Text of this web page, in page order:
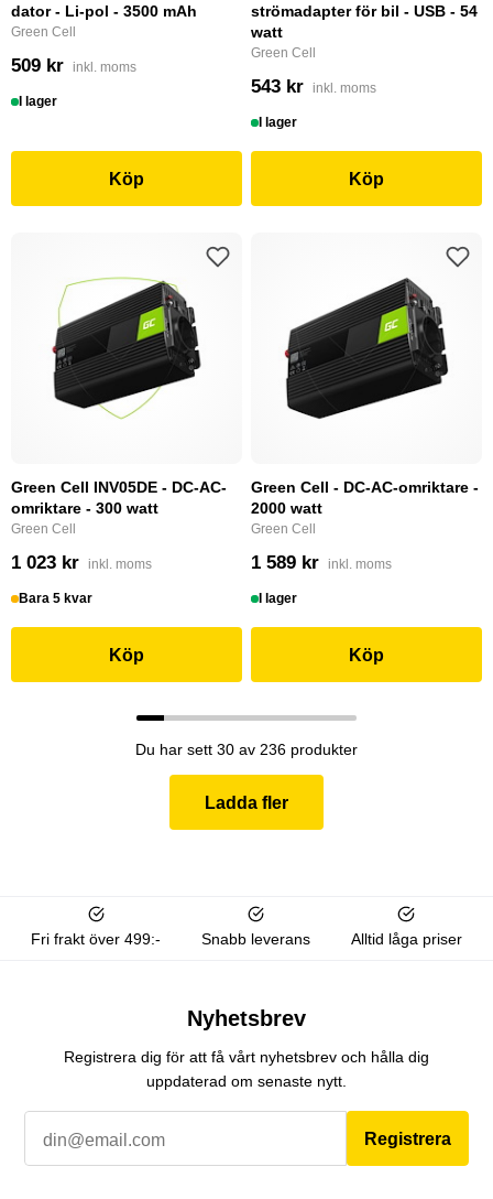
dator - Li-pol - 3500 mAh
Green Cell
509 kr inkl. moms
I lager
Köp
strömadapter för bil - USB - 54
watt
Green Cell
543 kr inkl. moms
I lager
Köp
Green Cell INV05DE - DC-AC-
omriktare - 300 watt
Green Cell
1 023 kr inkl. moms
Bara 5 kvar
Köp
Green Cell - DC-AC-omriktare -
2000 watt
Green Cell
1 589 kr inkl. moms
I lager
Köp
Du har sett 30 av 236 produkter
Ladda fler
Fri frakt över 499:- Snabb leverans Alltid låga priser
Nyhetsbrev
Registrera dig för att få vårt nyhetsbrev och hålla dig
uppdaterad om senaste nytt.
Registrera